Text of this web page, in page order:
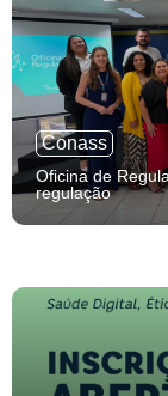
Conass
Oficina de
regulação